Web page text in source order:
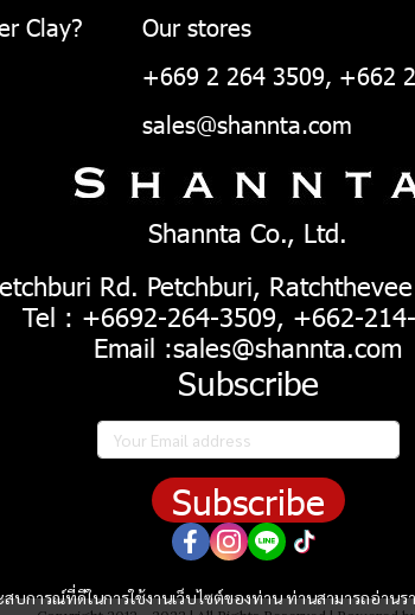
การณ์ที่ดีในการใช้งานเว็บไซต์ของท่าน ท่านสามารถอ่านร
Clay?
Our stores
+669 2 264 3509, +662
sales@shannta.com
Shannta Co., Ltd.
Rd. Petchburi,
Tel : +6692-264-3509, +662-
Email :sales@shannta.com
Subscribe
Subscribe